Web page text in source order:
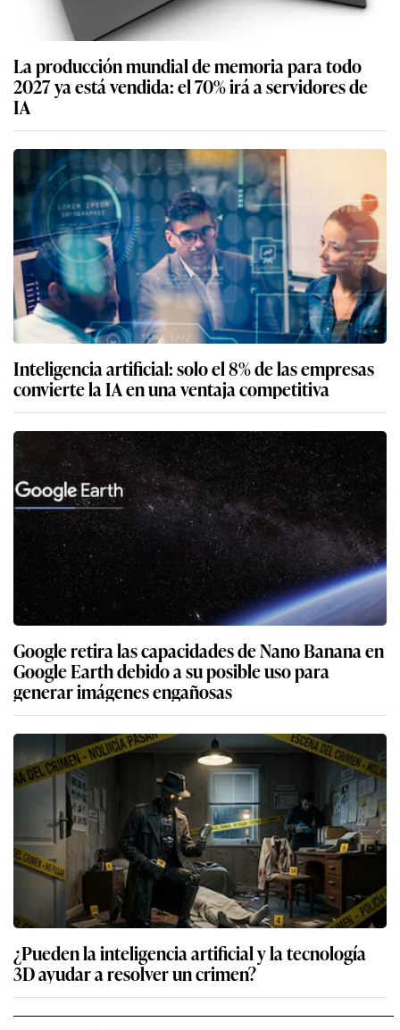
La producción mundial de memoria para todo
2027 ya está vendida: el 70% irá a servidores de
IA
Inteligencia artificial: solo el 8% de las empresas
convierte la IA en una ventaja competitiva
Google retira las capacidades de Nano Banana en
Google Earth debido a su posible uso para
generar imágenes engañosas
¿Pueden la inteligencia artificial y la tecnología
3D ayudar a resolver un crimen?